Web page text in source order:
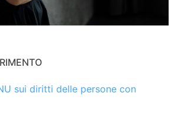
sui diritti delle persone con